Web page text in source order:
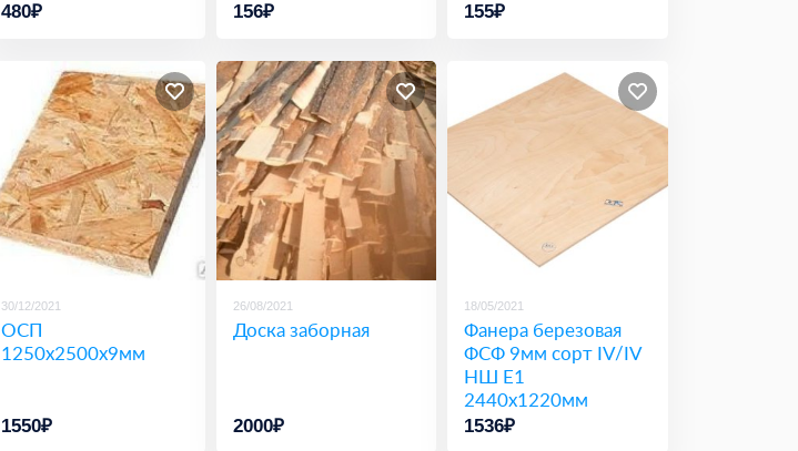
480₽ 156₽ 155₽
30/12/2021
ОСП
1250х2500х9мм
1550₽
26/08/2021
Доска заборная
2000₽
18/05/2021
Фанера березовая
ФСФ 9мм сорт IV/IV
НШ Е1
2440х1220мм
1536₽